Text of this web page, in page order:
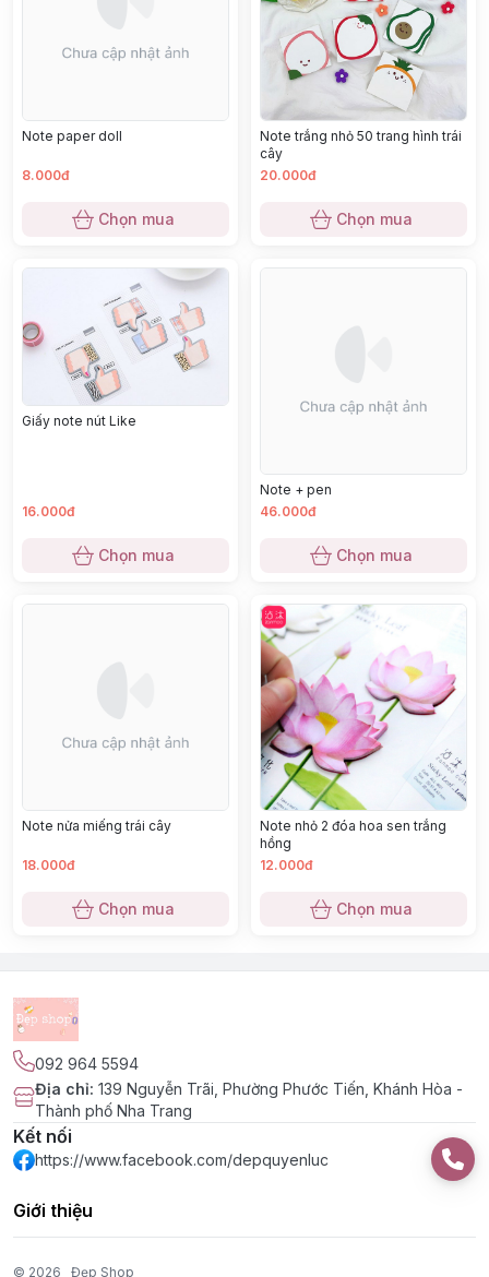
Note paper doll
8.000đ
Chọn mua
Note trắng nhỏ 50 trang hình trái
cây
20.000đ
Chọn mua
Giấy note nút Like
16.000đ
Chọn mua
Note + pen
46.000đ
Chọn mua
Note nửa miếng trái cây
18.000đ
Chọn mua
Note nhỏ 2 đóa hoa sen trắng
hồng
12.000đ
Chọn mua
092 964 5594
Địa chỉ: 139 Nguyễn Trãi, Phường Phước Tiến, Khánh Hòa -
Thành phố Nha Trang
Kết nối
https://www.facebook.com/depquyenluc
Giới thiệu
© 2026 Đẹp Shop